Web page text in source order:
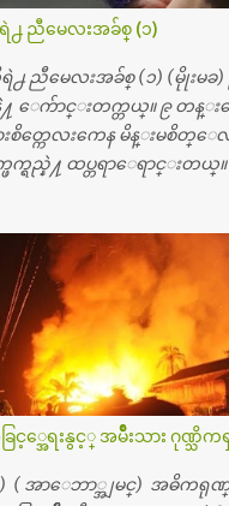
တေလ ကိုယ္လက္ေျခ၊ ဦးေႏွ
းေတြနဲ႔ စမ္းသပ္ရပါတယ္။
ကည့္ရႈတဲ့ အာလထရာေဆာ
းလို႔ ျမန္မာျပည္ေဆးရံု
ေသာင္းေလာက္ က်သင့္ပါတယ္
ညီမေလးအခ်စ္ (၁)
ညီမေလးအခ်စ္ (၁) (မိုုးမခ) ဇ
႔ ေက်ာင္းတက္တယ္။ ၉ တန္
ကေလးကေန မိန္းမစိတ္ေလ
ရည္နဲ႔ ထပ္တရာေရာင္းတယ္။
းကေလး အဝတ္အစားေတြကို
ာ့ ရွိေပမယ့္ ကိုယ့္ကိုယ္ကို မိန္းမ
တန္းေလာက္ကမွ။ ညီအစ္ကို ေမ
၃ ေယာက္၊ အစ္မ ႏွစ္ေယာ
အသင္းနဲ႔ သူဆိုေတာ့ အမေ
အေဖကလည္း ေယာက္်ား
စခ်င္တယ္။ အေဖ့ကို ေၾက
ဘဝဆုိတာ ျမင့္ျမတ္တယ္ေပ
ရွိေအာင္ ဘာသာေရးလည္း
င့္အေရးနွင့္ အမ်ိဳးသား ဂုဏ္သိက
) ( အာေဘာ္အျမင္) အဓိကရု